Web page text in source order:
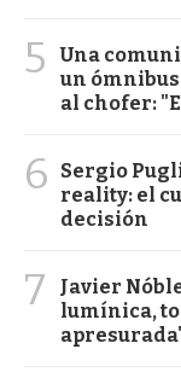
5
Una
un
al chofer:
6
Sergio
reality: el
decisión
7
Javier
lumínica,